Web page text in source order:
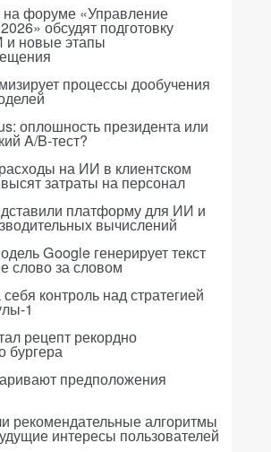
на форуме «Управление
обсудят подготовку
и новые этапы
процессы дообучения
оплошность президента или
A/B-тест?
на ИИ в клиентском
затраты на персонал
платформу для ИИ и
вычислений
Google генерирует текст
слово за словом
контроль над стратегией
1
рецепт рекордно
бургера
предположения
рекомендательные алгоритмы
интересы пользователей